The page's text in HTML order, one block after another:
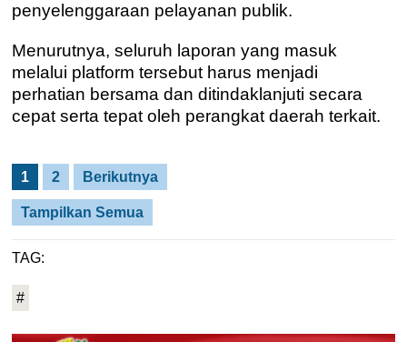
penyelenggaraan pelayanan publik.
Menurutnya, seluruh laporan yang masuk
melalui platform tersebut harus menjadi
perhatian bersama dan ditindaklanjuti secara
cepat serta tepat oleh perangkat daerah terkait.
1 2 Berikutnya
Tampilkan Semua
TAG:
#